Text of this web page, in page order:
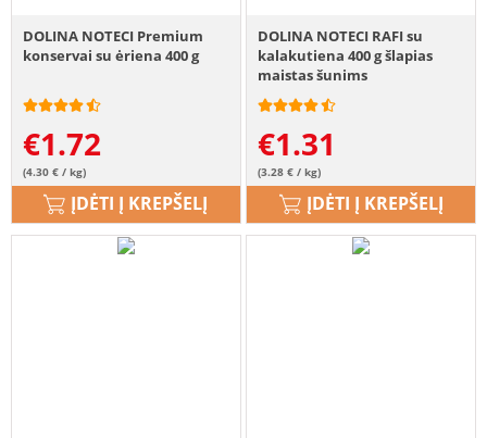
DOLINA NOTECI Premium
konservai su ėriena 400 g
€1.72
(4.30 € / kg)
ĮDĖTI Į KREPŠELĮ
DOLINA NOTECI RAFI su
kalakutiena 400 g šlapias
maistas šunims
€1.31
(3.28 € / kg)
ĮDĖTI Į KREPŠELĮ